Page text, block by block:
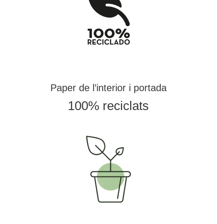
Paper de l’interior i portada
100% reciclats